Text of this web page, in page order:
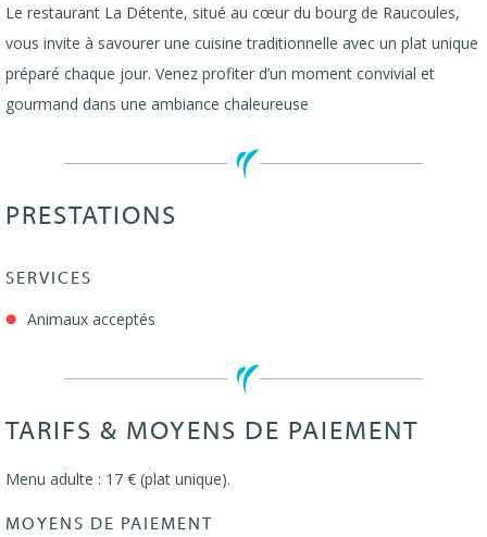
Le restaurant La Détente, situé au cœur du bourg de Raucoules,
vous invite à savourer une cuisine traditionnelle avec un plat unique
préparé chaque jour. Venez profiter d’un moment convivial et
gourmand dans une ambiance chaleureuse
PRESTATIONS
SERVICES
Animaux acceptés
TARIFS & MOYENS DE PAIEMENT
Menu adulte : 17 € (plat unique).
MOYENS DE PAIEMENT